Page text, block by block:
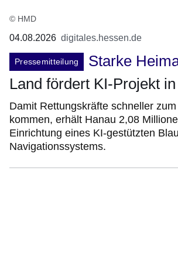
© HMD
04.08.2026 digitales.hessen.de
Pressemitteilung
Starke
Land fördert KI-Projekt
Damit Rettungskräfte schneller
kommen, erhält Hanau 2,08
Einrichtung eines KI-gestützten
Navigationssystems.